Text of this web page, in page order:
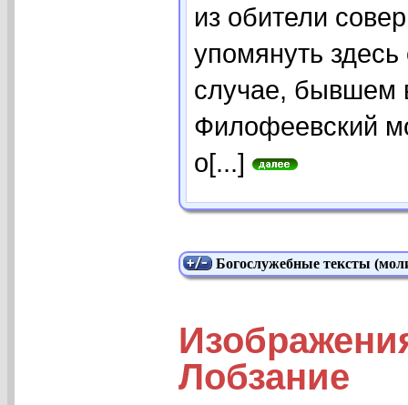
из обители
упомянуть
случае, бывшем
Филофеевский
о[...]
Богослужебные тексты
Лобзание